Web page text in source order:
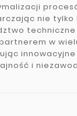
nie tylko
w
i